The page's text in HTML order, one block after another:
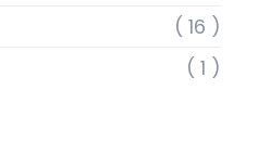
( 16 )
( 1 )